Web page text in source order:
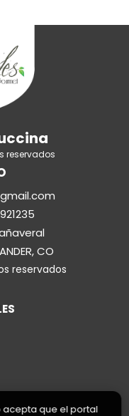
reservados
CO
reservados
acepta que el portal